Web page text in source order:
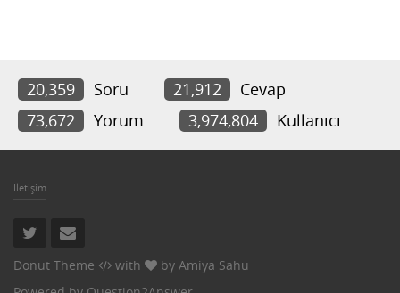
20,359 Soru 21,912
Cevap
73,672
Yorum 3,974,804 Kullanıcı
İletişim
Donut Theme with by Amiya Sahu